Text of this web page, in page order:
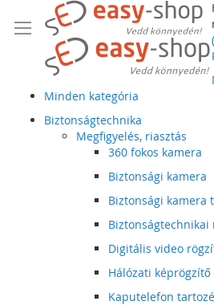
Minden kategória
Biztonságtechnika
Megfigyelés, riasztás
360 fokos kamera
Biztonsági kamera
Biztonsági kamera
Digitális video
Hálózati képrögzítő
Kaputelefon